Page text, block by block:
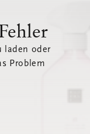
laden oder
Problem